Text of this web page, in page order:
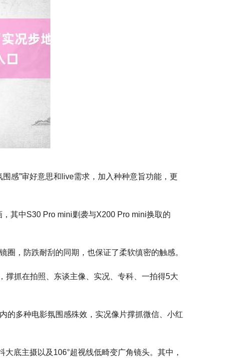
感”审好意思和live需求，加入种种意旨功能，更
其中S30 Pro mini剿袭与X200 Pro mini换取的
，防跌耐刮的同期，也保证了柔软缜密的触感。
抓在拍照、东谈主像、实况、专科、一拍得5大
的多种电影氛围感殊效，实况像片撑抓微信、小红
底主摄以及106°超视线低畸变广角镜头。其中，